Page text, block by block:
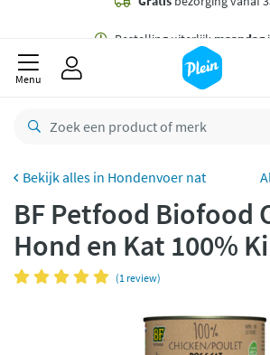
Bestelling uiterlijkmaandag
retourneren
CO2 neutraal bezorgd
Betaal met Klarna
Menu
Hondenvoer nat
BF Petfood Biofood
Hond en Kat 100%
(1 review)